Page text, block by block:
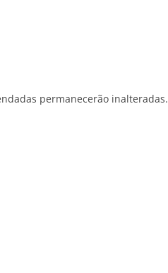
permanecerão inalteradas.